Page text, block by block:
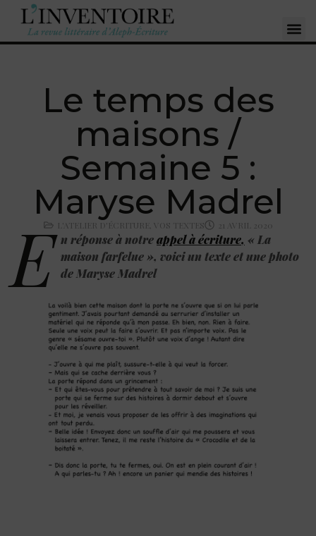
Le temps des
maisons /
Semaine 5 :
Maryse Madrel
L'ATELIER D'ÉCRITURE VOS TEXTES 21 AVRIL 2020
E n réponse à notreappel à écriture, « La
maison farfelue », voici un texte et une photo
de Maryse Madrel